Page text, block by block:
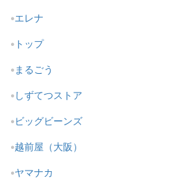
エレナ
トップ
まるごう
しずてつストア
ビッグビーンズ
越前屋（大阪）
ヤマナカ